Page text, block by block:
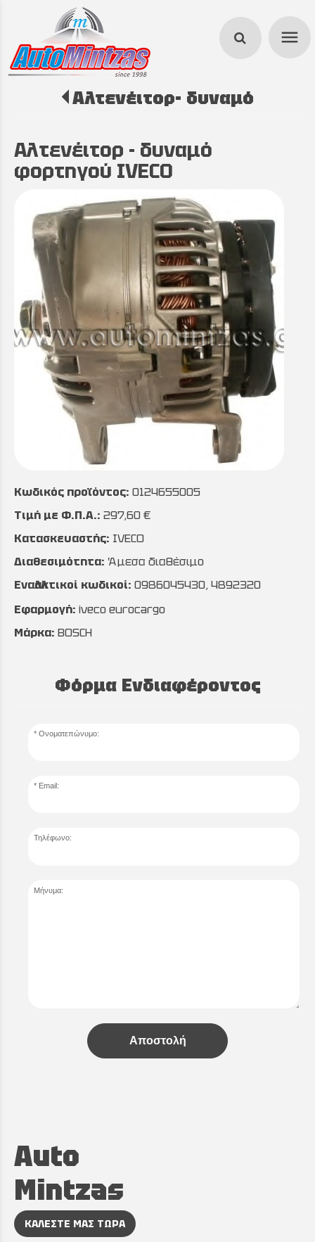
menu
Αλτενέιτορ- δυναμό
Αλτενέιτορ - δυναμό
φορτηγού IVECO
Κωδικός προϊόντος: 0124655005
Τιμή με Φ.Π.Α.: 297,60 €
Κατασκευαστής: IVECO
Διαθεσιμότητα: Άμεσα διαθέσιμο
Εναλλακτικοί κωδικοί: 0986045430, 4892320
Εφαρμογή: iveco eurocargo
Μάρκα: BOSCH
Φόρμα Ενδιαφέροντος
Ονοματεπώνυμο:
Email:
Τηλέφωνο:
Μήνυμα:
Αποστολή
Auto
Mintzas
ΚΑΛΕΣΤΕ ΜΑΣ ΤΩΡΑ